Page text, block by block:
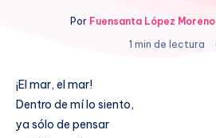
Por Fuensanta López Moreno
1 min de lectura
¡El mar, el mar!
Dentro de mí lo siento,
ya sólo de pensar